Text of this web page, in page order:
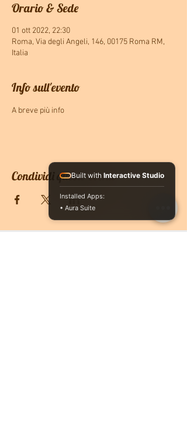
Orario & Sede
01 ott 2022, 22:30
Roma, Via degli Angeli, 146, 00175 Roma RM,
Italia
Info sull'evento
A breve più info
Condividi questo evento
Built with Interactive Studio
Installed Apps:
• Aura Suite